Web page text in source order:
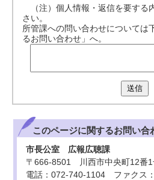
（注）個人情報・返信を要する
さい。
所管課への問い合わせについては
るお問い合わせ」へ。
送信
このページに関するお問い合
市長公室 広報広聴課
〒666-8501 川西市中央町12番
電話：072-740-1104 ファクス